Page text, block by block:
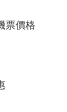
票價格